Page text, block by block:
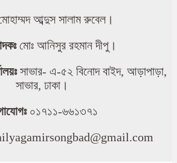
আব্দুস সালাম রুবেল।
মোঃ আনিসুর রহমান দীপু।
সাভার- এ-৫২ বিনোদ বাইদ, আড়াপাড়া,
সাভার, ঢাকা।
০১৭১১-৬৬১৩৭১